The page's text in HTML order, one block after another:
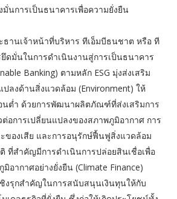
นการเป็นธนาคารเพื่อความยั่งยืน
านเจ้าหน้าที่บริหาร ทีเอ็มบีธนชาต หรือ ที
ดมั่นในการดำเนินงานสู่การเป็นธนาคาร
Banking) ตามหลัก ESG มุ่งส่งเสริม
ลงด้านสิ่งแวดล้อม (Environment) ให้
นต่ำ ด้วยการพัฒนาผลิตภัณฑ์ที่ส่งเสริมการ
อการเปลี่ยนแปลงของสภาพภูมิอากาศ การ
ของเสีย และการอนุรักษ์ฟื้นฟูสิ่งแวดล้อม
ที่สำคัญมีการดำเนินการปล่อยสินเชื่อเพื่อ
อากาศอย่างยั่งยืน (Climate Finance)
งรุกสำคัญในการสนับสนุนเงินทุนให้กับ